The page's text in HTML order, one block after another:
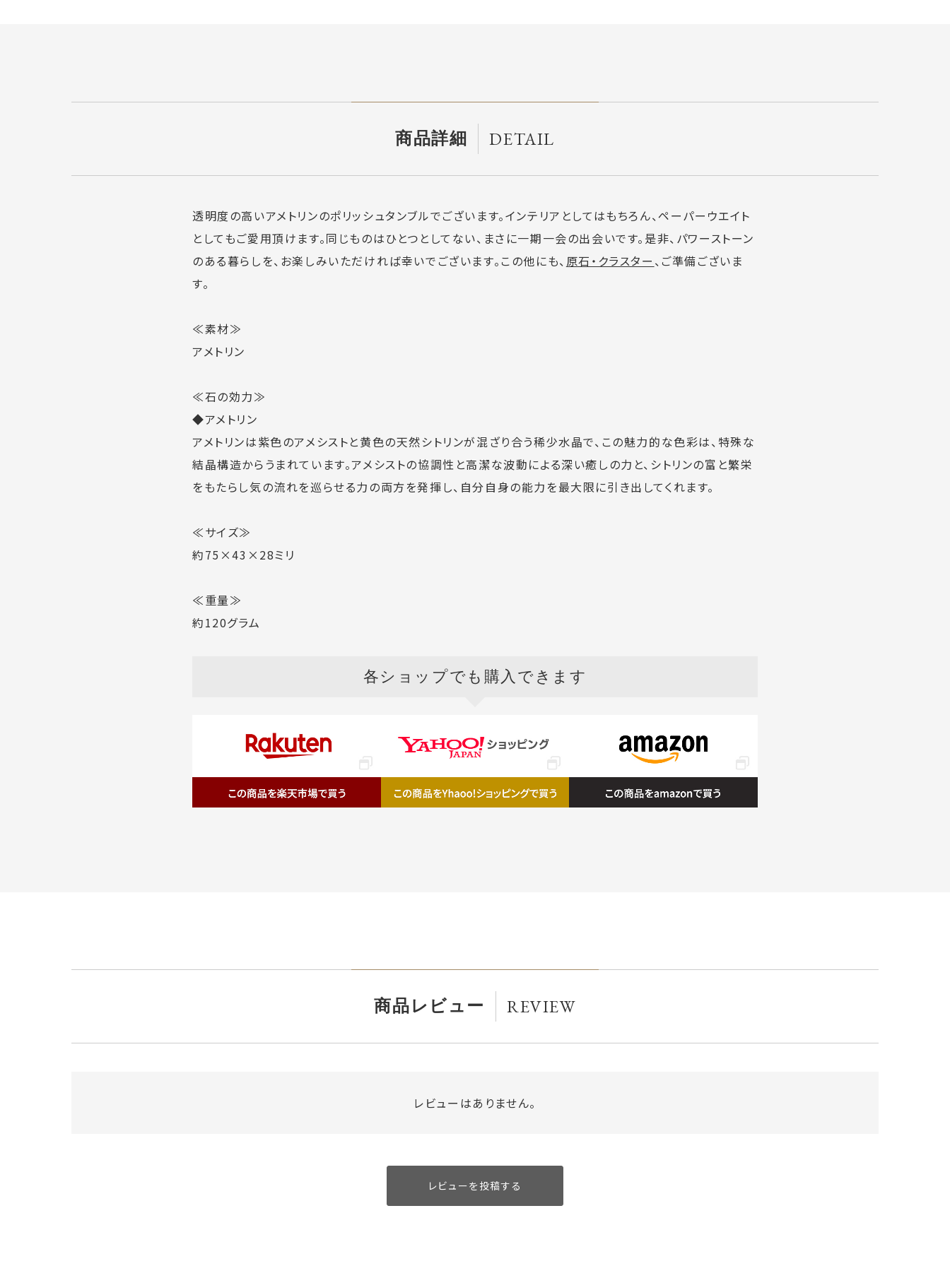
商品詳細 DETAIL
透明度の高いアメトリンのポリッシュタンブルでございます。インテリアとしてはもちろん、ペーパーウエイト
としてもご愛用頂けます。同じものはひとつとしてない、まさに一期一会の出会いです。是非、パワーストーン
のある暮らしを、お楽しみいただければ幸いでございます。この他にも、 原石・クラスター 、ご準備ございま
す。
≪素材≫
アメトリン
≪石の効力≫
◆アメトリン
アメトリンは紫色のアメシストと黄色の天然シトリンが混ざり合う稀少水晶で、この魅力的な色彩は、特殊な
結晶構造からうまれています。アメシストの協調性と高潔な波動による深い癒しの力と、シトリンの富と繁栄
をもたらし気の流れを巡らせる力の両方を発揮し、自分自身の能力を最大限に引き出してくれます。
≪サイズ≫
約75×43×28ミリ
≪重量≫
約120グラム
各ショップでも購入できます
商品レビュー REVIEW
レビューはありません。
レビューを投稿する